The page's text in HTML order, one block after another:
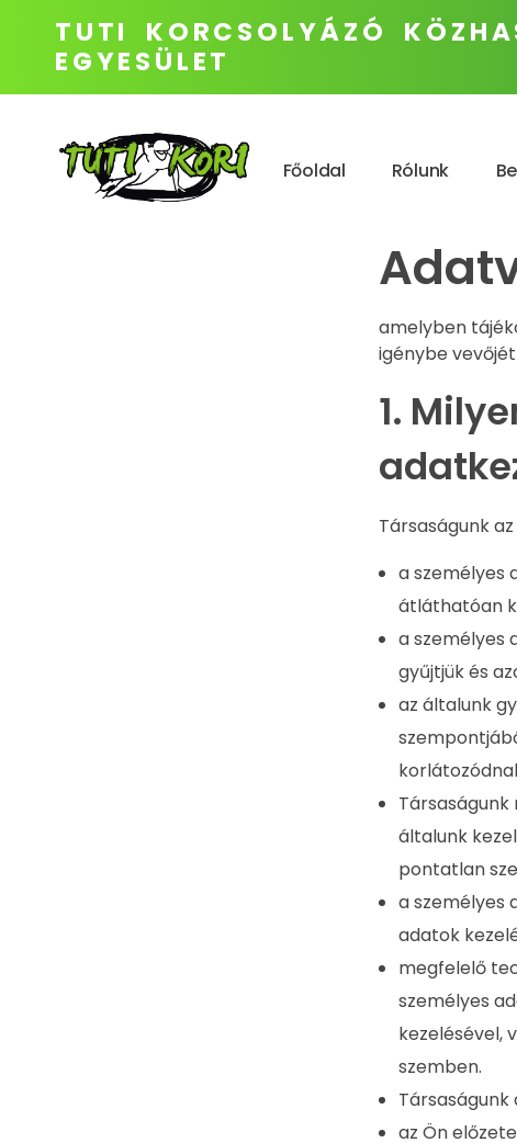
TUTI KORCSOLYÁZÓ
EGYESÜLET
Főoldal Rólunk
amelyben
igénybe
1.
Társaságunk
a személyes
átláthatóan
a személyes
gyűjtjük és
az általunk
általunk
pontatlan
a személyes
adatok
megfelelő
személyes
kezelésével,
szemben.
Társaságunk
az Ön